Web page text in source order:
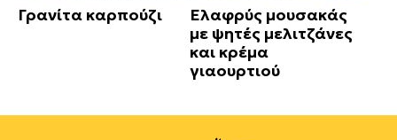
Γρανίτα καρπούζι
Ελαφρύς μουσακάς
με ψητές μελιτζάνες
και κρέμα
γιαουρτιού